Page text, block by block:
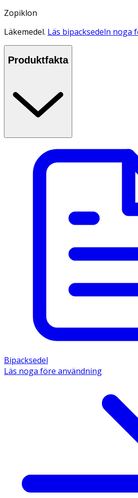
Zopiklon
Läkemedel. Läs bipacksedeln noga
Produktfakta
Bipacksedel
Läs noga före användning